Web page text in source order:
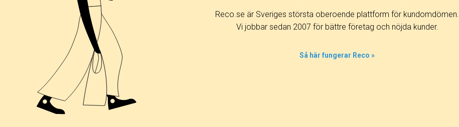
Reco.se är Sveriges största oberoende plattform för kundomdömen.
Vi jobbar sedan 2007 för bättre företag och nöjda kunder.
Så här fungerar Reco »